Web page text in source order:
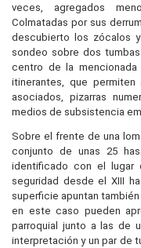
veces, agregados
Colmatadas por sus
descubierto los zócalos
sondeo sobre dos
centro de la
itinerantes, que
asociados, pizarras
medios de subsistencia
Sobre el frente de una
conjunto de unas 25
identificado con el lugar
seguridad desde el XIII
superficie apuntan
en este caso pueden
parroquial junto a las de
interpretación y un par de